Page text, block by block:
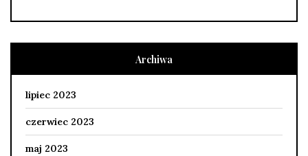
Archiwa
lipiec 2023
czerwiec 2023
maj 2023